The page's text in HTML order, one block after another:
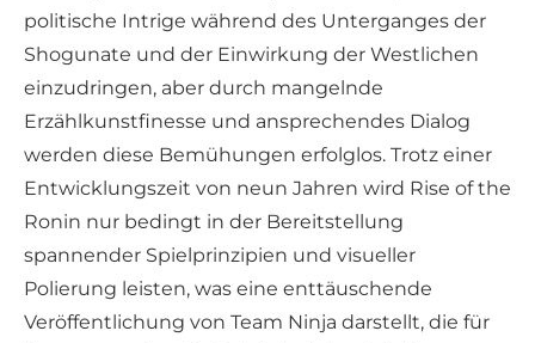
politische Intrige während des Unterganges der
Shogunate und der Einwirkung der Westlichen
einzudringen, aber durch mangelnde
Erzählkunstfinesse und ansprechendes Dialog
werden diese Bemühungen erfolglos. Trotz einer
Entwicklungszeit von neun Jahren wird Rise of the
Ronin nur bedingt in der Bereitstellung
spannender Spielprinzipien und visueller
Polierung leisten, was eine enttäuschende
Veröffentlichung von Team Ninja darstellt, die für